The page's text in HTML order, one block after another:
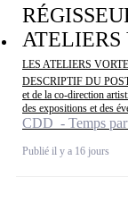
LES ATELIERS
DESCRIPTIF DU
et de la co-direction
des expositions et des
CDD - Temps
Publié il y a 16 jours